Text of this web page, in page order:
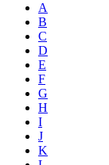
A
B
C
D
E
F
G
H
I
J
K